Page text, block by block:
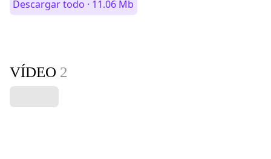
Descargar todo · 11.06 Mb
VÍDEO 2